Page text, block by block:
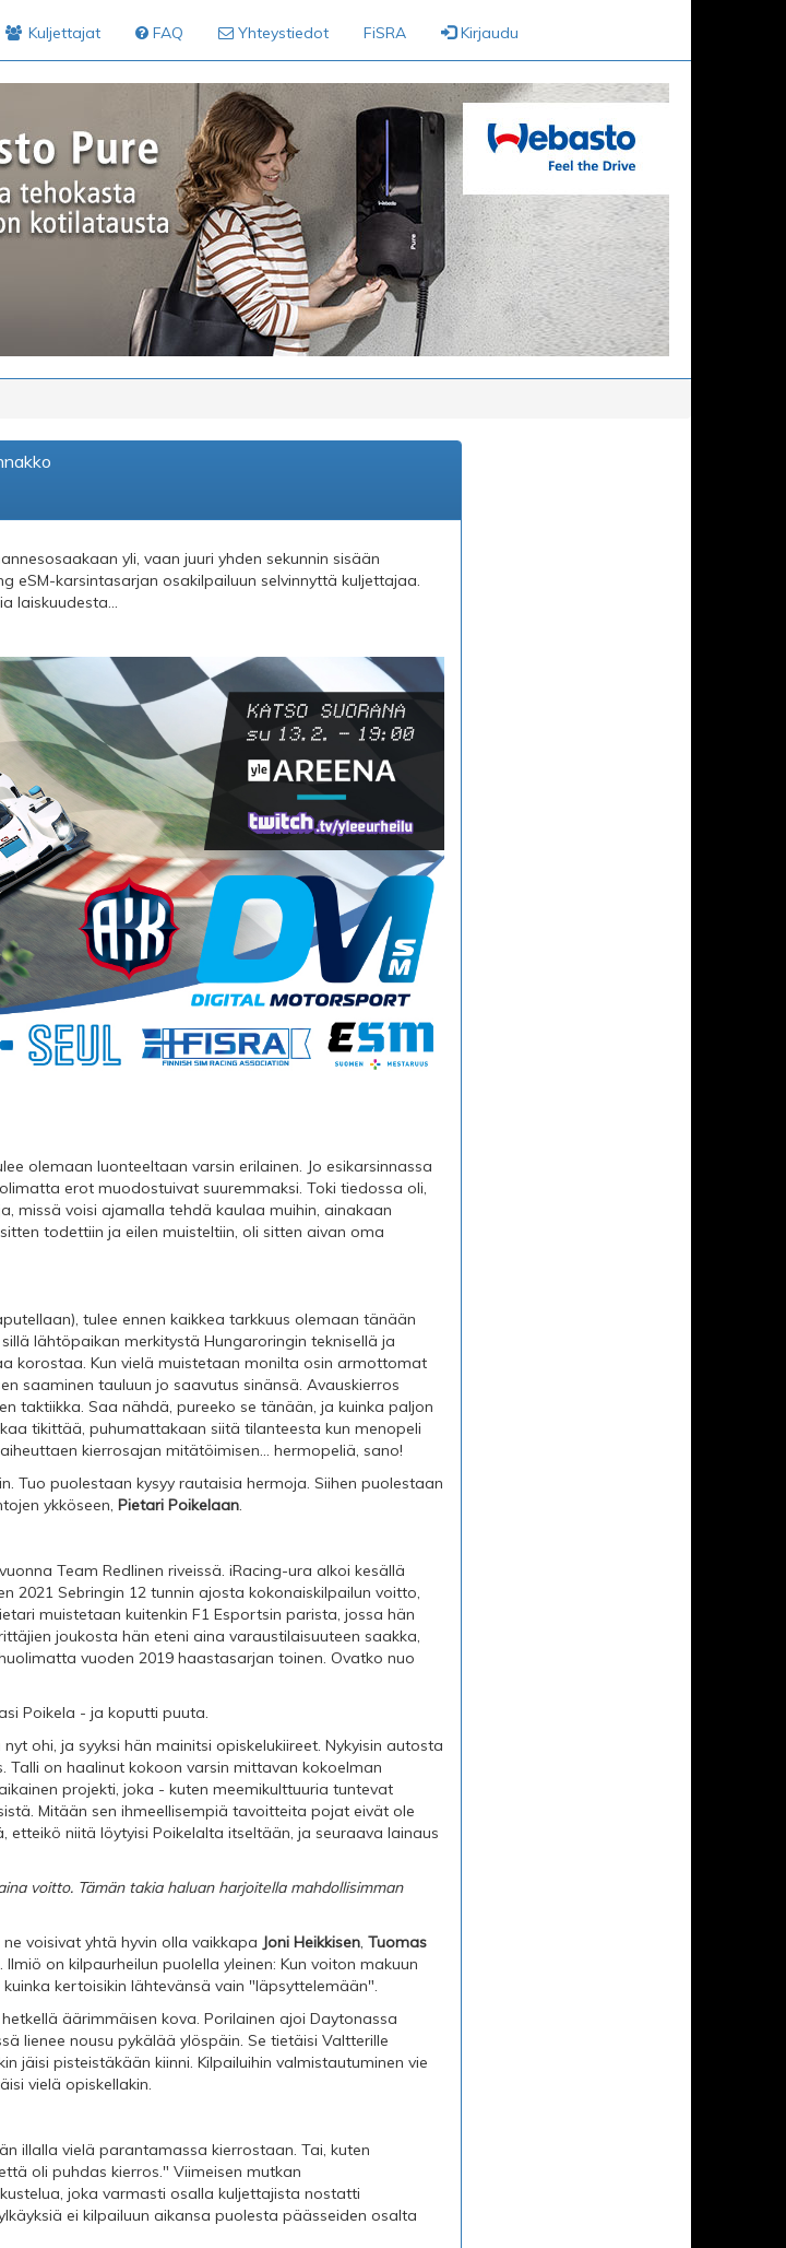
Kuljettajat FAQ Yhteystiedot FiSRA Kirjaudu
yli, vaan juuri yhden sekunnin sisään
eSM-karsintasarjan osakilpailuun selvinnyttä kuljettajaa.
laiskuudesta...
olemaan luonteeltaan varsin erilainen. Jo esikarsinnassa
erot muodostuivat suuremmaksi. Toki tiedossa oli,
missä voisi ajamalla tehdä kaulaa muihin, ainakaan
todettiin ja eilen muisteltiin, oli sitten aivan oma
tulee ennen kaikkea tarkkuus olemaan tänään
lähtöpaikan merkitystä Hungaroringin teknisellä ja
korostaa. Kun vielä muistetaan monilta osin armottomat
saaminen tauluun jo saavutus sinänsä. Avauskierros
taktiikka. Saa nähdä, pureeko se tänään, ja kuinka paljon
tikittää, puhumattakaan siitä tilanteesta kun menopeli
kierrosajan mitätöimisen... hermopeliä, sano!
Tuo puolestaan kysyy rautaisia hermoja. Siihen puolestaan
ykköseen, Pietari Poikelaan.
Team Redlinen riveissä. iRacing-ura alkoi kesällä
2021 Sebringin 12 tunnin ajosta kokonaiskilpailun voitto,
muistetaan kuitenkin F1 Esportsin parista, jossa hän
joukosta hän eteni aina varaustilaisuuteen saakka,
vuoden 2019 haastasarjan toinen. Ovatko nuo
Poikela - ja koputti puuta.
ohi, ja syyksi hän mainitsi opiskelukiireet. Nykyisin autosta
Talli on haalinut kokoon varsin mittavan kokoelman
projekti, joka - kuten meemikulttuuria tuntevat
Mitään sen ihmeellisempiä tavoitteita pojat eivät ole
niitä löytyisi Poikelalta itseltään, ja seuraava lainaus
voitto. Tämän takia haluan harjoitella mahdollisimman
voisivat yhtä hyvin olla vaikkapa Joni Heikkisen, Tuomas
Ilmiö on kilpaurheilun puolella yleinen: Kun voiton makuun
kertoisikin lähtevänsä vain "läpsyttelemään".
äärimmäisen kova. Porilainen ajoi Daytonassa
lienee nousu pykälää ylöspäin. Se tietäisi Valtterille
jäisi pisteistäkään kiinni. Kilpailuihin valmistautuminen vie
vielä opiskellakin.
illalla vielä parantamassa kierrostaan. Tai, kuten
oli puhdas kierros." Viimeisen mutkan
joka varmasti osalla kuljettajista nostatti
ei kilpailuun aikansa puolesta päässeiden osalta